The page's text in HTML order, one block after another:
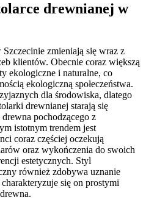
drewnianej w
zmieniają się wraz z
klientów. Obecnie coraz większą
ekologiczne i naturalne, co
ekologiczną społeczeństwa.
dla środowiska, dlatego
drewnianej starają się
pochodzącego z
istotnym trendem jest
coraz częściej oczekują
oraz wykończenia do swoich
estetycznych. Styl
również zdobywa uznanie
się on prostymi